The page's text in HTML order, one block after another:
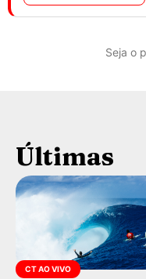
Seja o
Últimas
CT AO VIVO